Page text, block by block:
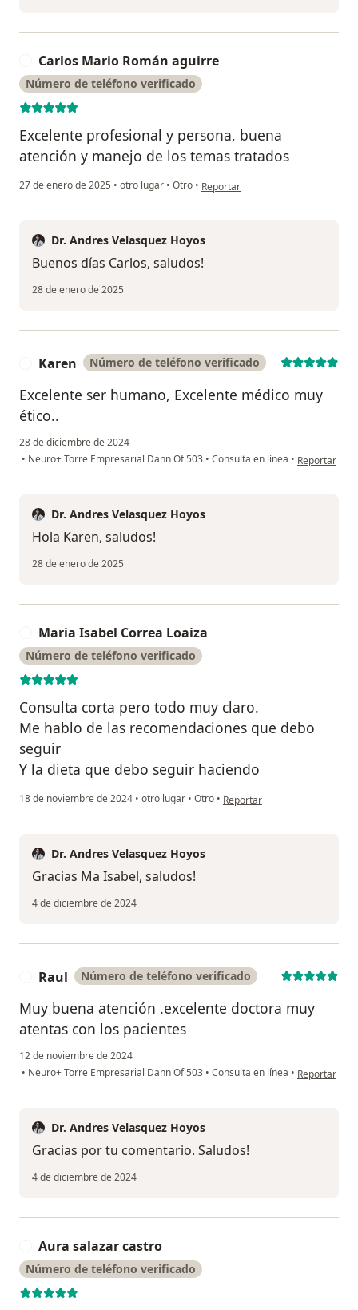
Carlos Mario Román aguirre
Número de teléfono verificado
Excelente profesional y persona, buena
atención y manejo de los temas tratados
27 de enero de 2025 • otro lugar • Otro • en opinión del usuario Carlos
Reportar
Dr. Andres Velasquez Hoyos
Buenos días Carlos, saludos!
28 de enero de 2025
Karen Número de teléfono verificado
Excelente ser humano, Excelente médico muy
ético..
28 de diciembre de 2024
• Neuro+ Torre Empresarial Dann Of 503 • Consulta en línea • en opinión
Reportar
Dr. Andres Velasquez Hoyos
Hola Karen, saludos!
28 de enero de 2025
Maria Isabel Correa Loaiza
Número de teléfono verificado
Consulta corta pero todo muy claro.
Me hablo de las recomendaciones que debo
seguir
Y la dieta que debo seguir haciendo
18 de noviembre de 2024 • otro lugar • Otro • en opinión del usuario Maria
Reportar
Dr. Andres Velasquez Hoyos
Gracias Ma Isabel, saludos!
4 de diciembre de 2024
Raul Número de teléfono verificado
Muy buena atención .excelente doctora muy
atentas con los pacientes
12 de noviembre de 2024
• Neuro+ Torre Empresarial Dann Of 503 • Consulta en línea • en opinión
Reportar
Dr. Andres Velasquez Hoyos
Gracias por tu comentario. Saludos!
4 de diciembre de 2024
Aura salazar castro
Número de teléfono verificado